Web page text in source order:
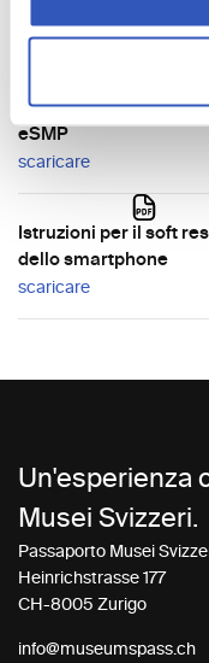
consigli pratici sul
per un
Guida rapida
eSMP
scaricare
Istruzioni per il soft
dello smartphone
scaricare
Un'esperienza
Musei Svizzeri.
Passaporto Musei
Heinrichstrasse 177
CH-8005 Zurigo
info@museumspass.ch